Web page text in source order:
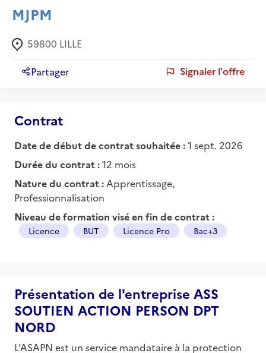
MJPM
59800 LILLE
Partager Signaler l'offre
Contrat
Date de début de contrat souhaitée :1 sept. 2026
Durée du contrat :12 mois
Nature du contrat : Apprentissage,
Professionnalisation
Niveau de formation visé en fin de contrat :
Licence BUT Licence Pro Bac+3
Présentation de l'entreprise ASS
SOUTIEN ACTION PERSON DPT
NORD
L’ASAPN est un service mandataire à la protection